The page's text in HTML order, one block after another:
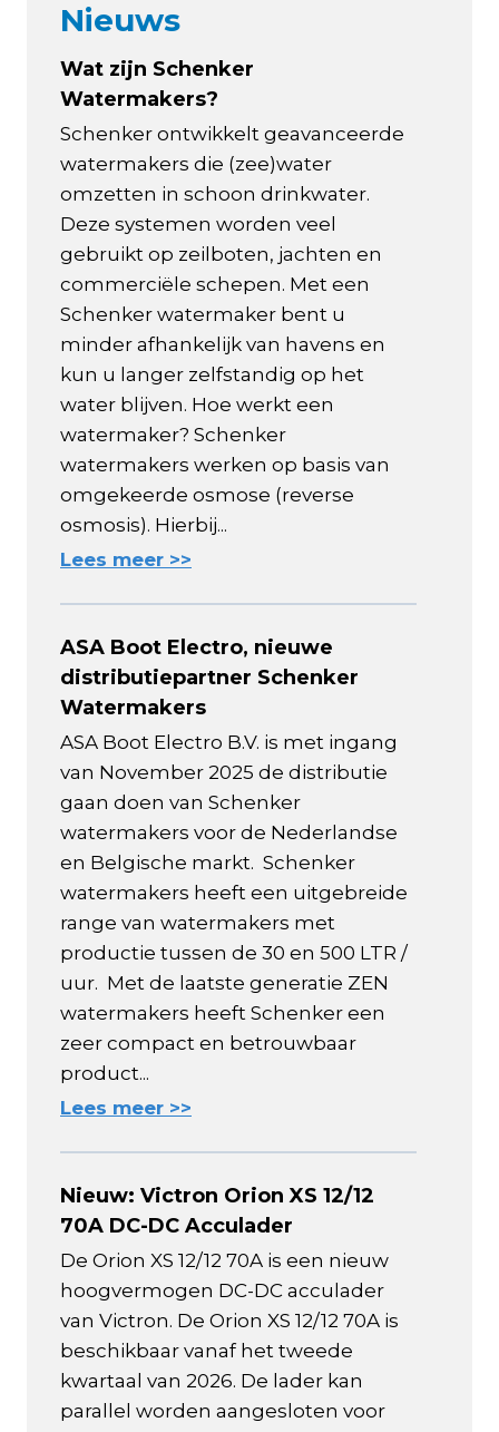
Nieuws
Wat zijn Schenker
Watermakers?
Schenker ontwikkelt geavanceerde
watermakers die (zee)water
omzetten in schoon drinkwater.
Deze systemen worden veel
gebruikt op zeilboten, jachten en
commerciële schepen. Met een
Schenker watermaker bent u
minder afhankelijk van havens en
kun u langer zelfstandig op het
water blijven. Hoe werkt een
watermaker? Schenker
watermakers werken op basis van
omgekeerde osmose (reverse
osmosis). Hierbij...
Lees meer >>
ASA Boot Electro, nieuwe
distributiepartner Schenker
Watermakers
ASA Boot Electro B.V. is met ingang
van November 2025 de distributie
gaan doen van Schenker
watermakers voor de Nederlandse
en Belgische markt. Schenker
watermakers heeft een uitgebreide
range van watermakers met
productie tussen de 30 en 500 LTR /
uur. Met de laatste generatie ZEN
watermakers heeft Schenker een
zeer compact en betrouwbaar
product...
Lees meer >>
Nieuw: Victron Orion XS 12/12
70A DC-DC Acculader
De Orion XS 12/12 70A is een nieuw
hoogvermogen DC-DC acculader
van Victron. De Orion XS 12/12 70A is
beschikbaar vanaf het tweede
kwartaal van 2026. De lader kan
parallel worden aangesloten voor